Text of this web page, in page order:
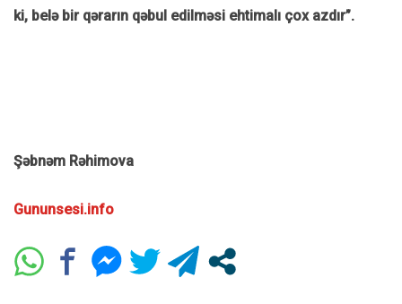
ki, belə bir qərarın qəbul edilməsi ehtimalı çox azdır”.
Şəbnəm Rəhimova
Gununsesi.info